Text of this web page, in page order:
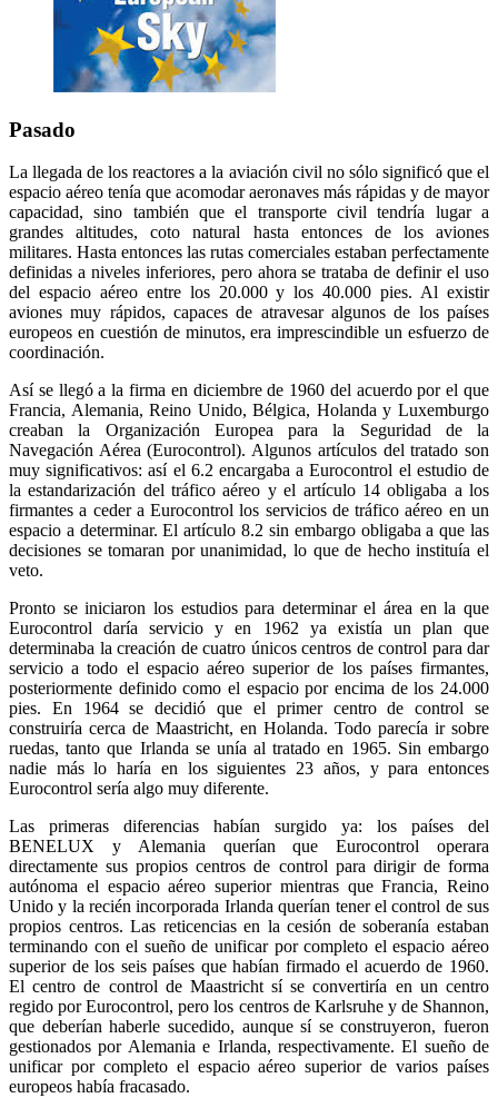
Pasado
La llegada de los reactores a la aviación civil no sólo significó que el
espacio aéreo tenía que acomodar aeronaves más rápidas y de mayor
capacidad, sino también que el transporte civil tendría lugar a
grandes altitudes, coto natural hasta entonces de los aviones
militares. Hasta entonces las rutas comerciales estaban perfectamente
definidas a niveles inferiores, pero ahora se trataba de definir el uso
del espacio aéreo entre los 20.000 y los 40.000 pies. Al existir
aviones muy rápidos, capaces de atravesar algunos de los países
europeos en cuestión de minutos, era imprescindible un esfuerzo de
coordinación.
Así se llegó a la firma en diciembre de 1960 del acuerdo por el que
Francia, Alemania, Reino Unido, Bélgica, Holanda y Luxemburgo
creaban la Organización Europea para la Seguridad de la
Navegación Aérea (Eurocontrol). Algunos artículos del tratado son
muy significativos: así el 6.2 encargaba a Eurocontrol el estudio de
la estandarización del tráfico aéreo y el artículo 14 obligaba a los
firmantes a ceder a Eurocontrol los servicios de tráfico aéreo en un
espacio a determinar. El artículo 8.2 sin embargo obligaba a que las
decisiones se tomaran por unanimidad, lo que de hecho instituía el
veto.
Pronto se iniciaron los estudios para determinar el área en la que
Eurocontrol daría servicio y en 1962 ya existía un plan que
determinaba la creación de cuatro únicos centros de control para dar
servicio a todo el espacio aéreo superior de los países firmantes,
posteriormente definido como el espacio por encima de los 24.000
pies. En 1964 se decidió que el primer centro de control se
construiría cerca de Maastricht, en Holanda. Todo parecía ir sobre
ruedas, tanto que Irlanda se unía al tratado en 1965. Sin embargo
nadie más lo haría en los siguientes 23 años, y para entonces
Eurocontrol sería algo muy diferente.
Las primeras diferencias habían surgido ya: los países del
BENELUX y Alemania querían que Eurocontrol operara
directamente sus propios centros de control para dirigir de forma
autónoma el espacio aéreo superior mientras que Francia, Reino
Unido y la recién incorporada Irlanda querían tener el control de sus
propios centros. Las reticencias en la cesión de soberanía estaban
terminando con el sueño de unificar por completo el espacio aéreo
superior de los seis países que habían firmado el acuerdo de 1960.
El centro de control de Maastricht sí se convertiría en un centro
regido por Eurocontrol, pero los centros de Karlsruhe y de Shannon,
que deberían haberle sucedido, aunque sí se construyeron, fueron
gestionados por Alemania e Irlanda, respectivamente. El sueño de
unificar por completo el espacio aéreo superior de varios países
europeos había fracasado.